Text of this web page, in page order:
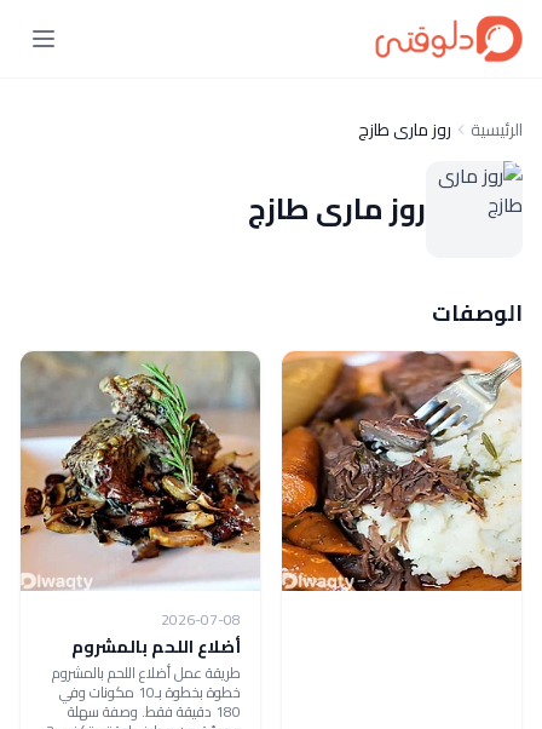
الرئيسية روز مارى طازج
روز مارى طازج
الوصفات
2026-07-08
أضلاع اللحم بالمشروم
طريقة عمل أضلاع اللحم بالمشروم
خطوة بخطوة بـ10 مكونات وفي
180 دقيقة فقط. وصفة سهلة